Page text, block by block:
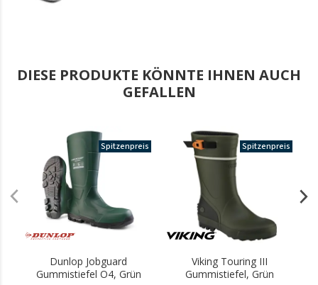
DIESE PRODUKTE KÖNNTE IHNEN AUCH
GEFALLEN
Spitzenpreis
Dunlop Jobguard
Gummistiefel O4, Grün
Spitzenpreis
Viking Touring III
Gummistiefel, Grün